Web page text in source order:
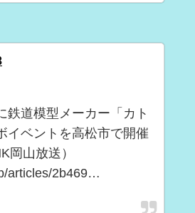
道模型メーカー「カト
イベントを高松市で開催
岡山放送）
articles/2b469…